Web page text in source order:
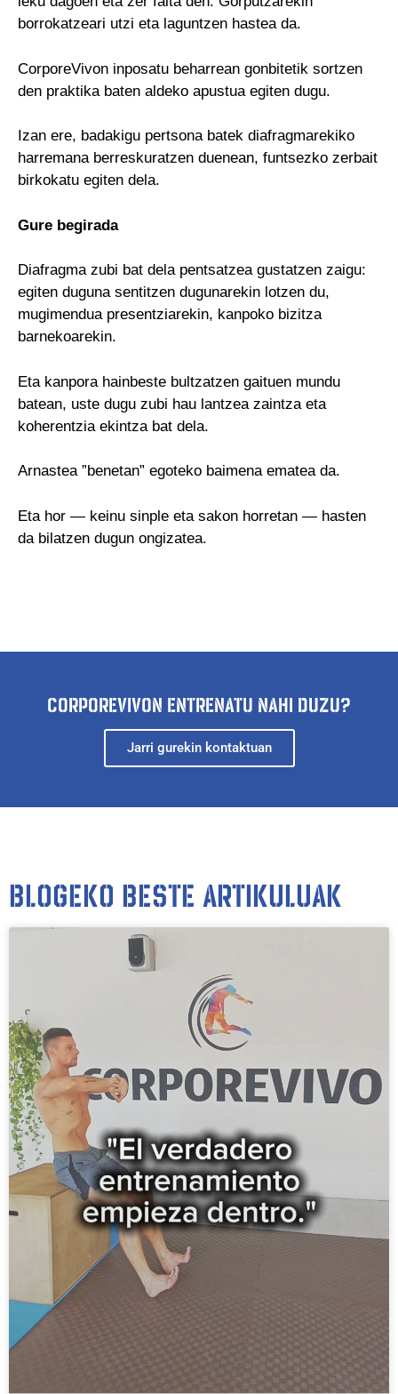
borrokatzeari utzi eta laguntzen hastea da.
CorporeVivon inposatu beharrean gonbitetik sortzen
den praktika baten aldeko apustua egiten dugu.
Izan ere, badakigu pertsona batek diafragmarekiko
harremana berreskuratzen duenean, funtsezko zerbait
birkokatu egiten dela.
Gure begirada
Diafragma zubi bat dela pentsatzea gustatzen zaigu:
egiten duguna sentitzen dugunarekin lotzen du,
mugimendua presentziarekin, kanpoko bizitza
barnekoarekin.
Eta kanpora hainbeste bultzatzen gaituen mundu
batean, uste dugu zubi hau lantzea zaintza eta
koherentzia ekintza bat dela.
Arnastea ”benetan” egoteko baimena ematea da.
Eta hor — keinu sinple eta sakon horretan — hasten
da bilatzen dugun ongizatea.
CORPOREVIVON ENTRENATU NAHI DUZU?
Jarri gurekin kontaktuan
Blogeko beste artikuluak